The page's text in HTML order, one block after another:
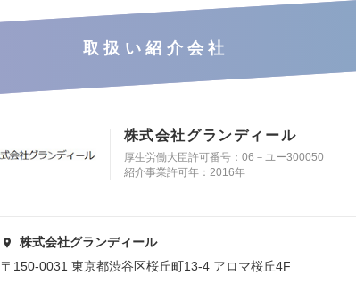
取扱い紹介会社
株式会社グランディール
厚生労働大臣許可番号：06－ユー300050
紹介事業許可年：2016年
株式会社グランディール
〒150-0031 東京都渋谷区桜丘町13-4 アロマ桜丘4F